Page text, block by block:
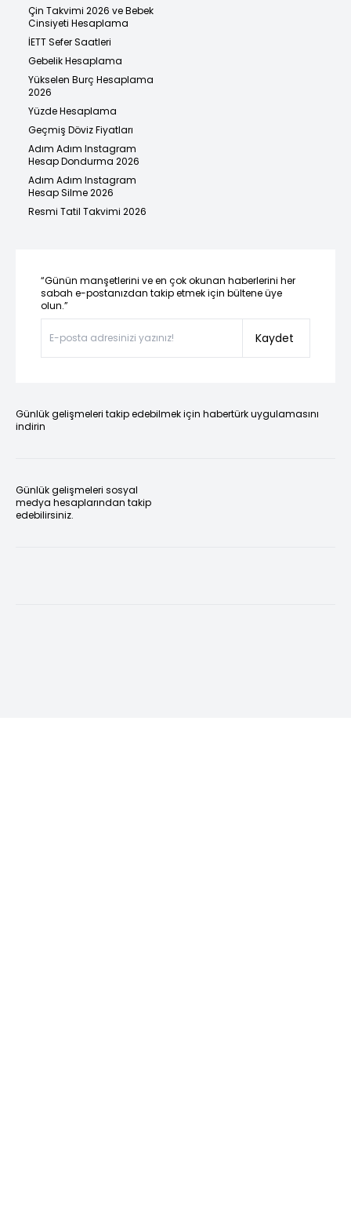
Çin Takvimi 2026 ve Bebek
Cinsiyeti Hesaplama
İETT Sefer Saatleri
Gebelik Hesaplama
Yükselen Burç Hesaplama
2026
Yüzde Hesaplama
Geçmiş Döviz Fiyatları
Adım Adım Instagram
Hesap Dondurma 2026
Adım Adım Instagram
Hesap Silme 2026
Resmi Tatil Takvimi 2026
“Günün manşetlerini ve en çok okunan haberlerini her
sabah e-postanızdan takip etmek için bültene üye
olun.”
Kaydet
Günlük gelişmeleri takip edebilmek için habertürk uygulamasını
indirin
Günlük gelişmeleri sosyal
medya hesaplarından takip
edebilirsiniz.